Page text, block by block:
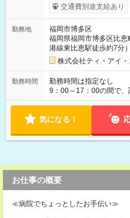
交通費別途支給あり
勤務地
福岡市博多区
福岡県福岡市博多区比
港線東比恵駅徒歩約7分）
株式会社ティ・アイ・
勤務時間
勤務時間は指定なし
9：00～17：00の間で
からは家事に） ・10：
勤務で、ご希望に合わ
気になる！
お仕事の概要
≪病院でちょっとしたお手伝い≫